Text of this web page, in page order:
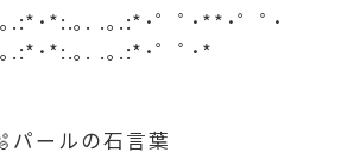
.:*･*:.｡. .｡.:*･゜ﾟ･**･゜ﾟ･
.:*･*:.｡. .｡.:*･゜ﾟ･*
パールの石言葉